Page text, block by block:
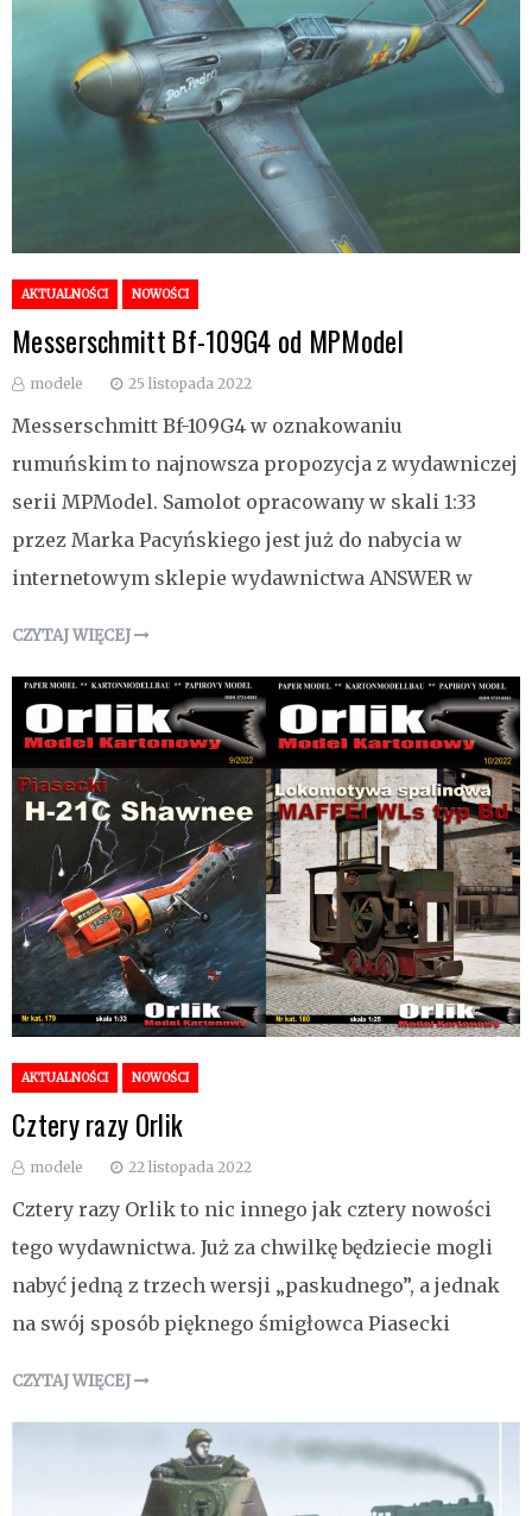
AKTUALNOŚCI NOWOŚCI
Messerschmitt Bf-109G4 od MPModel
modele 25 listopada 2022
Messerschmitt Bf-109G4 w oznakowaniu
rumuńskim to najnowsza propozycja z wydawniczej
serii MPModel. Samolot opracowany w skali 1:33
przez Marka Pacyńskiego jest już do nabycia w
internetowym sklepie wydawnictwa ANSWER w
CZYTAJ WIĘCEJ
AKTUALNOŚCI NOWOŚCI
Cztery razy Orlik
modele 22 listopada 2022
Cztery razy Orlik to nic innego jak cztery nowości
tego wydawnictwa. Już za chwilkę będziecie mogli
nabyć jedną z trzech wersji „paskudnego”, a jednak
na swój sposób pięknego śmigłowca Piasecki
CZYTAJ WIĘCEJ